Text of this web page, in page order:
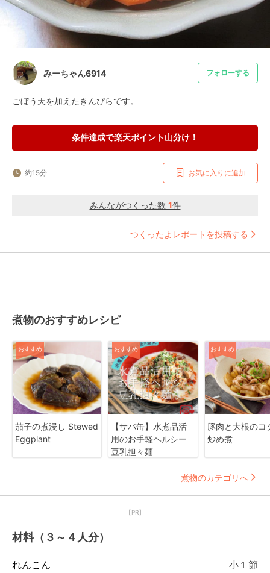
みーちゃん6914 フォローする
ごぼう天を加えたきんぴらです。
条件達成で楽天ポイント山分け！
約15分 お気に入りに追加
みんながつくった数 1件
つくったよレポートを投稿する
煮物のおすすめレシピ
おすすめ
茄子の煮浸し Stewed
Eggplant
おすすめ
【サバ缶】水煮品活
用のお手軽ヘルシー
豆乳担々麺
おすすめ
豚肉と大根のコ
炒め煮
煮物のカテゴリへ
【PR】
材料（３～４人分）
れんこん 小１節